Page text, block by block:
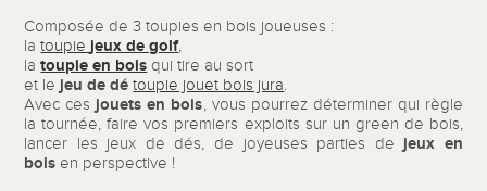
Composée de 3 toupies en bois joueuses :
latoupie jeux de golf,
latoupie en bois qui tire au sort
et le jeu de dé toupie jouet bois jura.
Avec ces jouets en bois, vous pourrez déterminer qui règle
la tournée, faire vos premiers exploits sur un green de bois,
lancer les jeux de dés, de joyeuses parties de jeux en
bois en perspective !